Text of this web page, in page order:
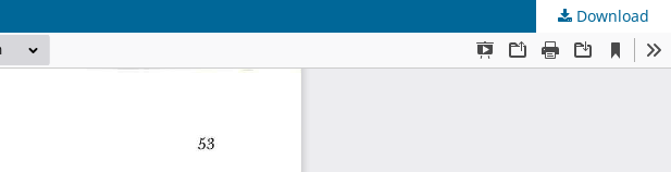
Download